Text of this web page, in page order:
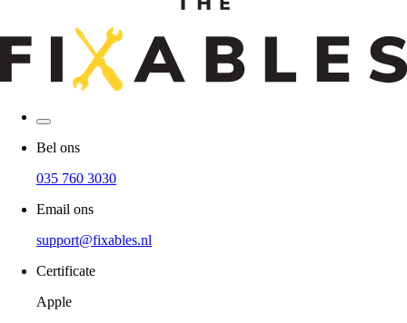
Bel ons
035 760 3030
Email ons
support@fixables.nl
Certificate
Apple